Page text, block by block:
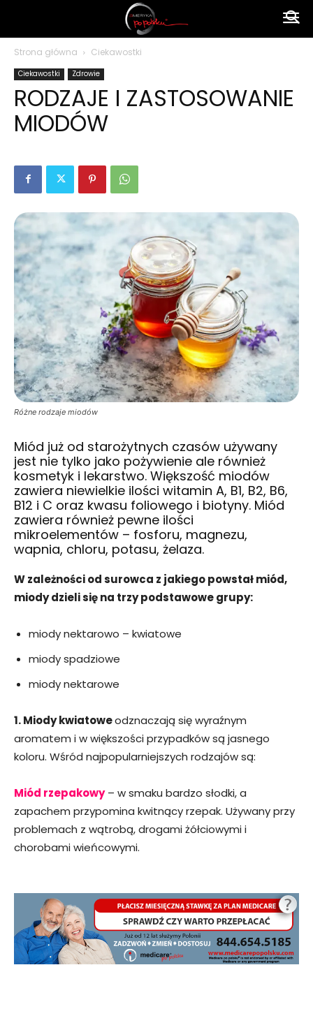
Strona główna Ciekawostki
Ciekawostki Zdrowie
RODZAJE I ZASTOSOWANIE
MIODÓW
Różne rodzaje miodów
Miód już od starożytnych czasów używany
jest nie tylko jako pożywienie ale również
kosmetyk i lekarstwo. Większość miodów
zawiera niewielkie ilości witamin A, B1, B2, B6,
B12 i C oraz kwasu foliowego i biotyny. Miód
zawiera również pewne ilości
mikroelementów – fosforu, magnezu,
wapnia, chloru, potasu, żelaza.
W zależności od surowca z jakiego powstał miód,
miody dzieli się na trzy podstawowe grupy:
miody nektarowo – kwiatowe
miody spadziowe
miody nektarowe
1. Miody kwiatoweodznaczają się wyraźnym
aromatem i w większości przypadków są jasnego
koloru. Wśród najpopularniejszych rodzajów są:
Miód rzepakowy– w smaku bardzo słodki, a
zapachem przypomina kwitnący rzepak. Używany przy
problemach z wątrobą, drogami żółciowymi i
chorobami wieńcowymi.